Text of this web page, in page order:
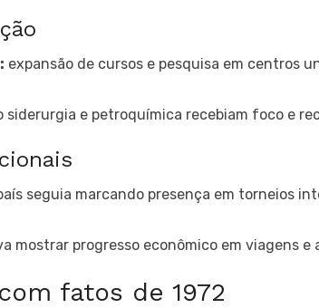
expansão de cursos e pesquisa em centros
siderurgia e petroquímica recebiam foco e
seguia marcando presença em torneios
mostrar progresso econômico em viagens e
fatos de 1972